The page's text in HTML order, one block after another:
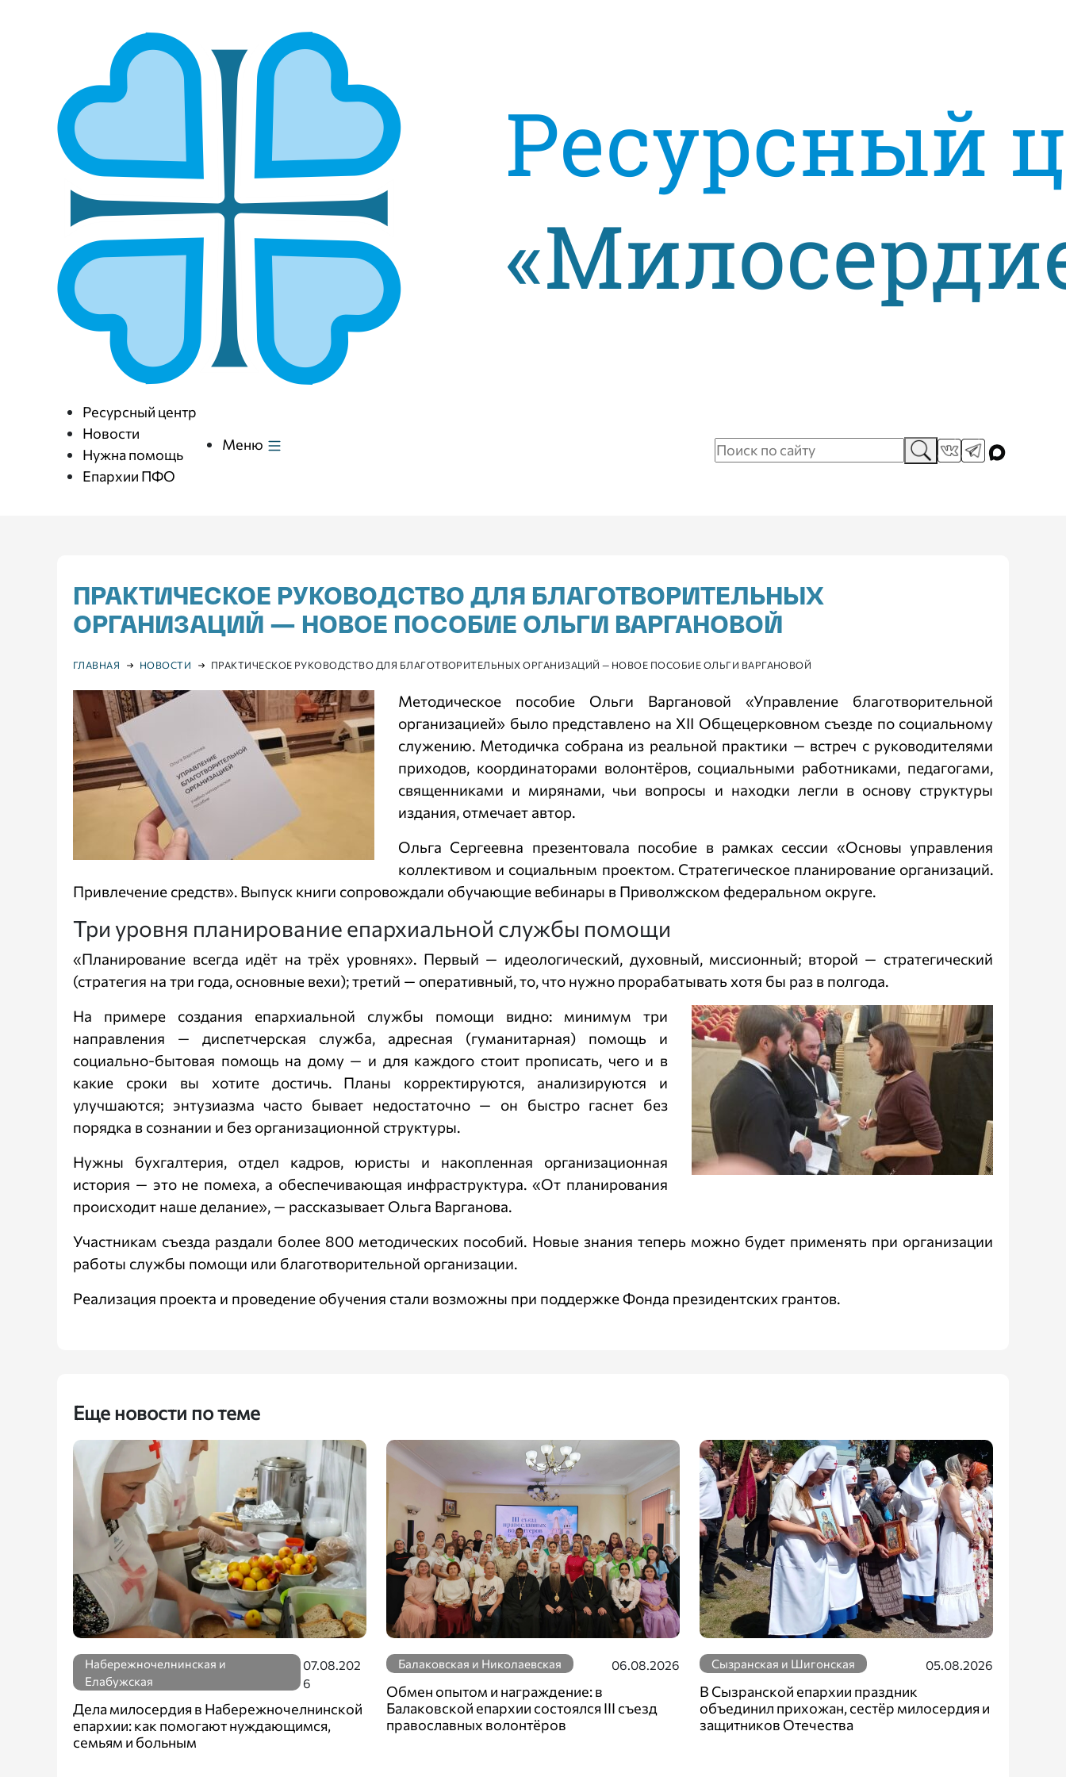
Ресурсный центр
Новости
Нужна помощь
Епархии ПФО
Меню
ПРАКТИЧЕСКОЕ РУКОВОДСТВО ДЛЯ БЛАГОТВОРИТЕЛЬНЫХ
ОРГАНИЗАЦИЙ — НОВОЕ ПОСОБИЕ ОЛЬГИ ВАРГАНОВОЙ
ГЛАВНАЯ НОВОСТИ ПРАКТИЧЕСКОЕ РУКОВОДСТВО ДЛЯ БЛАГОТВОРИТЕЛЬНЫХ ОРГАНИЗАЦИЙ — НОВОЕ ПОСОБИЕ ОЛЬГИ ВАРГАНОВОЙ
Методическое пособие Ольги Варгановой «Управление благотворительной
организацией» было представлено на XII Общецерковном съезде по социальному
служению. Методичка собрана из реальной практики — встреч с руководителями
приходов, координаторами волонтёров, социальными работниками, педагогами,
священниками и мирянами, чьи вопросы и находки легли в основу структуры
издания, отмечает автор.
Ольга Сергеевна презентовала пособие в рамках сессии «Основы управления
коллективом и социальным проектом. Стратегическое планирование организаций.
Привлечение средств». Выпуск книги сопровождали обучающие вебинары в Приволжском федеральном округе.
Три уровня планирование епархиальной службы помощи
«Планирование всегда идёт на трёх уровнях». Первый — идеологический, духовный, миссионный; второй — стратегический
(стратегия на три года, основные вехи); третий — оперативный, то, что нужно прорабатывать хотя бы раз в полгода.
На примере создания епархиальной службы помощи видно: минимум три
направления — диспетчерская служба, адресная (гуманитарная) помощь и
социально‑бытовая помощь на дому — и для каждого стоит прописать, чего и в
какие сроки вы хотите достичь. Планы корректируются, анализируются и
улучшаются; энтузиазма часто бывает недостаточно — он быстро гаснет без
порядка в сознании и без организационной структуры.
Нужны бухгалтерия, отдел кадров, юристы и накопленная организационная
история — это не помеха, а обеспечивающая инфраструктура. «От планирования
происходит наше делание», — рассказывает Ольга Варганова.
Участникам съезда раздали более 800 методических пособий. Новые знания теперь можно будет применять при организации
работы службы помощи или благотворительной организации.
Реализация проекта и проведение обучения стали возможны при поддержке Фонда президентских грантов.
Еще новости по теме
Набережночелнинская и
Елабужская
07.08.202
6
Дела милосердия в Набережночелнинской
епархии: как помогают нуждающимся,
семьям и больным
Балаковская и Николаевская 06.08.2026
Обмен опытом и награждение: в
Балаковской епархии состоялся III съезд
православных волонтёров
Сызранская и Шигонская 05.08.2026
В Сызранской епархии праздник
объединил прихожан, сестёр милосердия и
защитников Отечества